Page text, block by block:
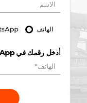
الهاتف
أدخل رقمك في WhatsApp